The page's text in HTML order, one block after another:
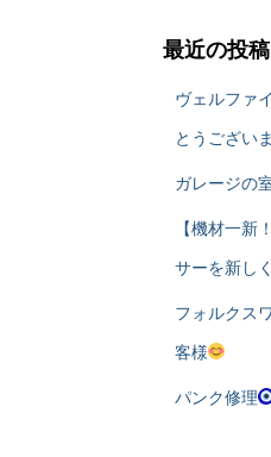
最近の投稿
ヴェルファ
とうござい
ガレージの
【機材一新
サーを新し
フォルクス
客様
パンク修理